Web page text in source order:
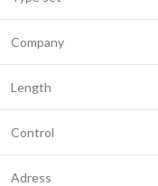
Company
Length
Control
Adress